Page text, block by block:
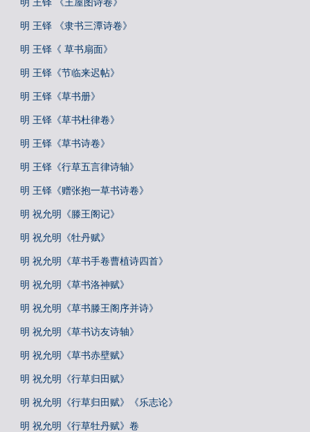
明 王铎 《隶书三潭诗卷》
明 王铎《 草书扇面》
明 王铎《节临来迟帖》
明 王铎《草书册》
明 王铎《草书杜律卷》
明 王铎《草书诗卷》
明 王铎《行草五言律诗轴》
明 王铎《赠张抱一草书诗卷》
明 祝允明《滕王阁记》
明 祝允明《牡丹赋》
明 祝允明《草书手卷曹植诗四首》
明 祝允明《草书洛神赋》
明 祝允明《草书滕王阁序并诗》
明 祝允明《草书访友诗轴》
明 祝允明《草书赤壁赋》
明 祝允明《行草归田赋》
明 祝允明《行草归田赋》《乐志论》
明 祝允明《行草牡丹赋》卷